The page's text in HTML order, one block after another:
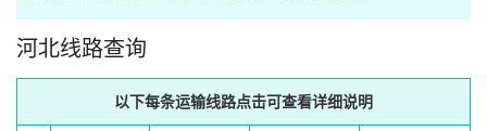
河北线路查询
以下每条运输线路点击可查看详细说明